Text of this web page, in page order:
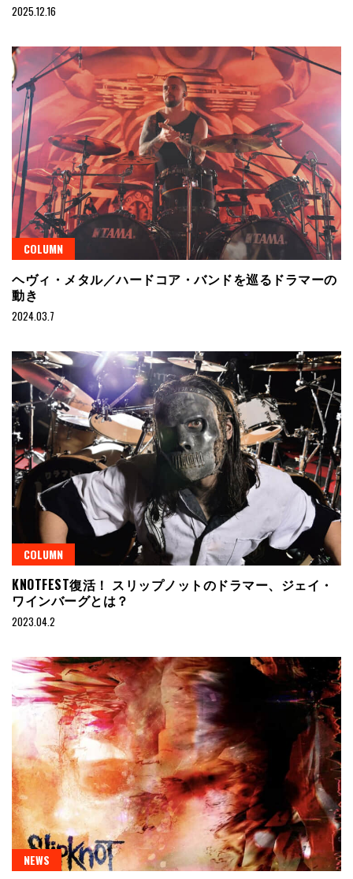
2025.12.16
COLUMN
ヘヴィ・メタル／ハードコア・バンドを巡るドラマーの
動き
2024.03.7
COLUMN
KNOTFEST復活！ スリップノットのドラマー、ジェイ・
ワインバーグとは？
2023.04.2
NEWS